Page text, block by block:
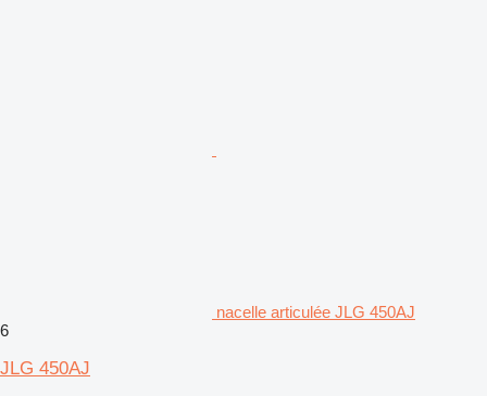
nacelle articulée JLG 450AJ
6
JLG 450AJ